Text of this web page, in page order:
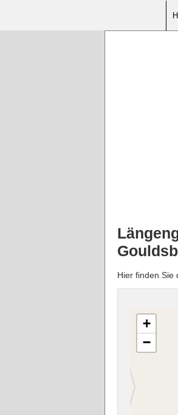
Hier finden Sie
+
−